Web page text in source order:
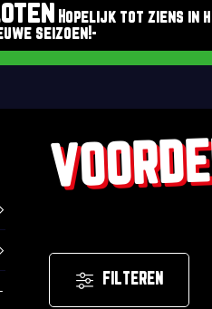
Hopelijk tot ziens in
seizoen!-
FILTEREN